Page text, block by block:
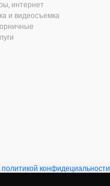
интернет
и видеосъемка
политикой конфидециальности